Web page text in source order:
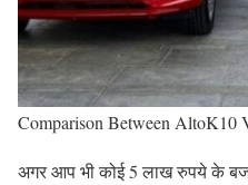
Comparison Between AltoK10
अगर आप भी कोई 5 लाख रुपये के